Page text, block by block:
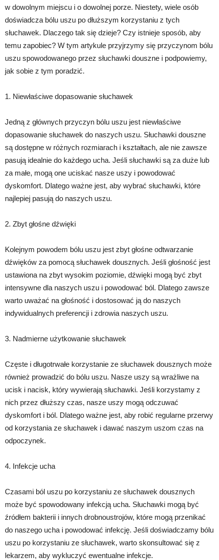
w dowolnym miejscu i o dowolnej porze. Niestety, wiele osób
doświadcza bólu uszu po dłuższym korzystaniu z tych
słuchawek. Dlaczego tak się dzieje? Czy istnieje sposób, aby
temu zapobiec? W tym artykule przyjrzymy się przyczynom bólu
uszu spowodowanego przez słuchawki douszne i podpowiemy,
jak sobie z tym poradzić.
1. Niewłaściwe dopasowanie słuchawek
Jedną z głównych przyczyn bólu uszu jest niewłaściwe
dopasowanie słuchawek do naszych uszu. Słuchawki douszne
są dostępne w różnych rozmiarach i kształtach, ale nie zawsze
pasują idealnie do każdego ucha. Jeśli słuchawki są za duże lub
za małe, mogą one uciskać nasze uszy i powodować
dyskomfort. Dlatego ważne jest, aby wybrać słuchawki, które
najlepiej pasują do naszych uszu.
2. Zbyt głośne dźwięki
Kolejnym powodem bólu uszu jest zbyt głośne odtwarzanie
dźwięków za pomocą słuchawek dousznych. Jeśli głośność jest
ustawiona na zbyt wysokim poziomie, dźwięki mogą być zbyt
intensywne dla naszych uszu i powodować ból. Dlatego zawsze
warto uważać na głośność i dostosować ją do naszych
indywidualnych preferencji i zdrowia naszych uszu.
3. Nadmierne użytkowanie słuchawek
Częste i długotrwałe korzystanie ze słuchawek dousznych może
również prowadzić do bólu uszu. Nasze uszy są wrażliwe na
ucisk i nacisk, który wywierają słuchawki. Jeśli korzystamy z
nich przez dłuższy czas, nasze uszy mogą odczuwać
dyskomfort i ból. Dlatego ważne jest, aby robić regularne przerwy
od korzystania ze słuchawek i dawać naszym uszom czas na
odpoczynek.
4. Infekcje ucha
Czasami ból uszu po korzystaniu ze słuchawek dousznych
może być spowodowany infekcją ucha. Słuchawki mogą być
źródłem bakterii i innych drobnoustrojów, które mogą przenikać
do naszego ucha i powodować infekcję. Jeśli doświadczamy bólu
uszu po korzystaniu ze słuchawek, warto skonsultować się z
lekarzem, aby wykluczyć ewentualne infekcje.